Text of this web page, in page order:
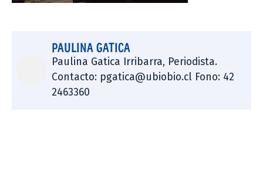
PAULINA GATICA
Paulina Gatica Irribarra, Periodista.
Contacto: pgatica@ubiobio.cl Fono: 42
2463360